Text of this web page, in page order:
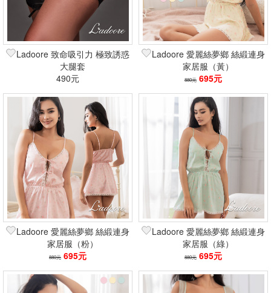
Ladoore 致命吸引力 極致誘惑
大腿套
490元
Ladoore 愛麗絲夢鄉 絲緞連身
家居服（黃）
880元 695元
Ladoore 愛麗絲夢鄉 絲緞連身
家居服（粉）
880元 695元
Ladoore 愛麗絲夢鄉 絲緞連身
家居服（綠）
880元 695元